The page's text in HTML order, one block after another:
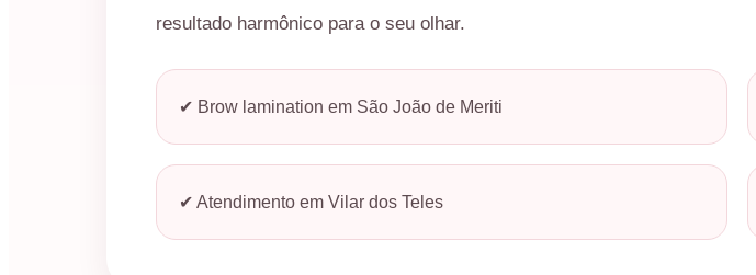
resultado harmônico para o seu olhar.
✔ Brow lamination em São João de Meriti
✔ Atendimento em Vilar dos Teles